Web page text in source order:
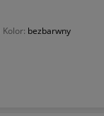
Kolor: bezbarwny